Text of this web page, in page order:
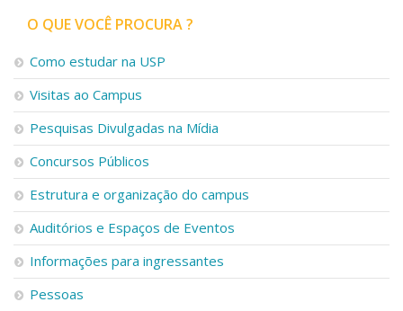
O QUE VOCÊ PROCURA ?
Como estudar na USP
Visitas ao Campus
Pesquisas Divulgadas na Mídia
Concursos Públicos
Estrutura e organização do campus
Auditórios e Espaços de Eventos
Informações para ingressantes
Pessoas